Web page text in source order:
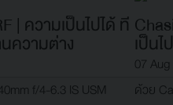
| ความเป็นไปได้ ที่
ความต่าง
f/4-6.3 IS USM
เป็น
07
ด้วย